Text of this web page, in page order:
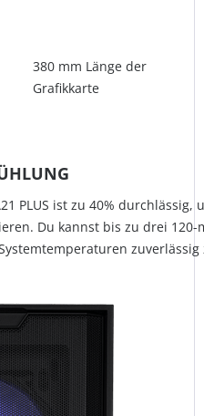
380 mm Länge der
Grafikkarte
PLUS ist zu 40%
Du kannst bis zu drei